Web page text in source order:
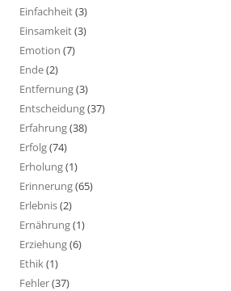
Einfachheit(3)
Einsamkeit(3)
Emotion (7)
Ende(2)
Entfernung(3)
Entscheidung(37)
Erfahrung(38)
Erfolg(74)
Erholung(1)
Erinnerung(65)
Erlebnis(2)
Ernährung(1)
Erziehung(6)
Ethik(1)
Fehler(37)